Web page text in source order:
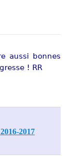
aussi bonnes
! RR
2017